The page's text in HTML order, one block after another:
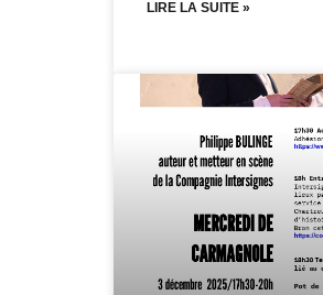
LIRE LA SUITE »